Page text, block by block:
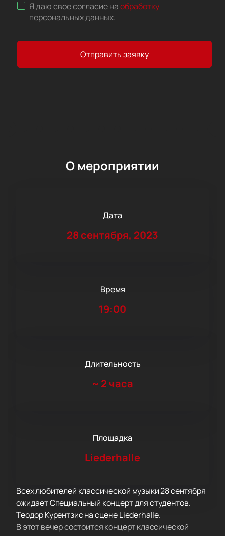
Я даю свое согласие наобработку
персональных данных.
Отправить заявку
О мероприятии
Дата
28 сентября, 2023
Время
19:00
Длительность
~ 2 часа
Площадка
Liederhalle
Всех любителей классической музыки 28 сентября
ожидает Специальный концерт для студентов.
Теодор Курентзис на сцене Liederhalle.
В этот вечер состоится концерт классической